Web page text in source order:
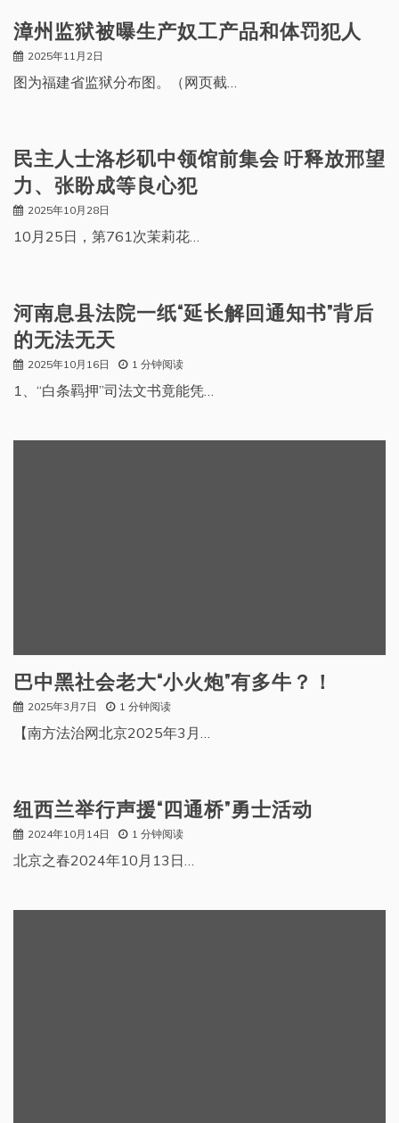
漳州监狱被曝生产奴工产品和体罚犯人
2025年11月2日
图为福建省监狱分布图。（网页截…
民主人士洛杉矶中领馆前集会 吁释放邢望
力、张盼成等良心犯
2025年10月28日
10月25日，第761次茉莉花…
河南息县法院一纸“延长解回通知书”背后
的无法无天
2025年10月16日 1 分钟阅读
1、“白条羁押”司法文书竟能凭…
巴中黑社会老大“小火炮”有多牛？！
2025年3月7日 1 分钟阅读
【南方法治网北京2025年3月…
纽西兰举行声援“四通桥”勇士活动
2024年10月14日 1 分钟阅读
北京之春2024年10月13日…